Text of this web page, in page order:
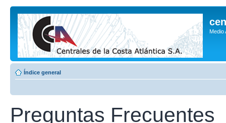
Medio
Índice general
Preguntas Frecuentes